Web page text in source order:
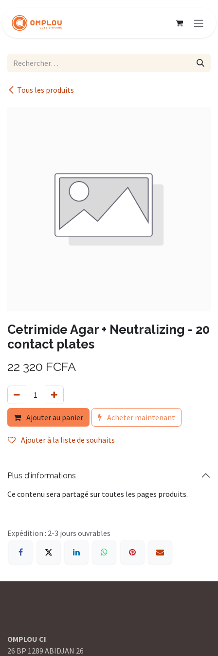
Tous les produits
Cetrimide Agar + Neutralizing - 20
contact plates
22 320 FCFA
Ajouter au panier Acheter maintenant
Ajouter à la liste de souhaits
Plus d'informations
Ce contenu sera partagé sur toutes les pages produits.
Expédition : 2-3 jours ouvrables
OMPLOU CI
26 BP 1289 ABIDJAN 26